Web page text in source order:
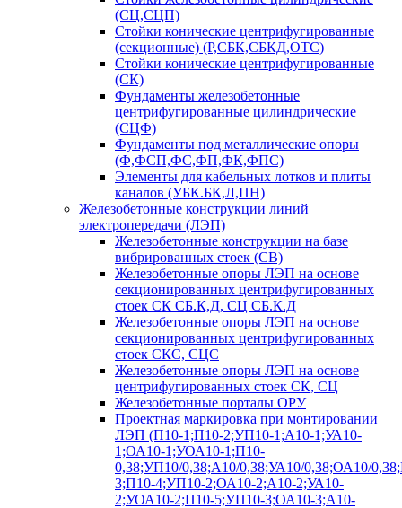
(СЦ,СЦП)
Стойки конические центрифугированные
(секционные) (Р,СБК,СБКД,ОТС)
Стойки конические центрифугированные
(СК)
Фундаменты железобетонные
центрифугированные цилиндрические
(СЦФ)
Фундаменты под металлические опоры
(Ф,ФСП,ФС,ФП,ФК,ФПС)
Элементы для кабельных лотков и плиты
каналов (УБК.БК,Л,ПН)
Железобетонные конструкции линий
электропередачи (ЛЭП)
Железобетонные конструкции на базе
вибрированных стоек (СВ)
Железобетонные опоры ЛЭП на основе
секционированных центрифугированных
стоек СК СБ.К,Д, СЦ СБ.К.Д
Железобетонные опоры ЛЭП на основе
секционированных центрифугированных
стоек СКС, СЦС
Железобетонные опоры ЛЭП на основе
центрифугированных стоек СК, СЦ
Железобетонные порталы ОРУ
Проектная маркировка при монтировании
ЛЭП (П10-1;П10-2;УП10-1;А10-1;УА10-
1;ОА10-1;УОА10-1;П10-
0,38;УП10/0,38;А10/0,38;УА10/0,38;ОА10/
3;П10-4;УП10-2;ОА10-2;А10-2;УА10-
2;УОА10-2;П10-5;УП10-3;ОА10-3;А10-